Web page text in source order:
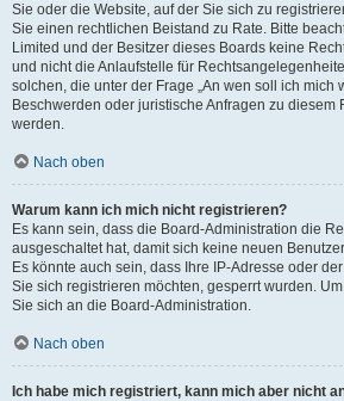
Sie oder die Website, auf der Sie sich zu
Sie einen rechtlichen Beistand zu Rate. Bitte
Limited und der Besitzer dieses Boards keine
und nicht die Anlaufstelle für
solchen, die unter der Frage „An wen soll ich mich
Beschwerden oder juristische Anfragen zu diesem
werden.
Nach oben
Warum kann ich mich nicht registrieren?
Es kann sein, dass die Board-Administration die
ausgeschaltet hat, damit sich keine neuen
Es könnte auch sein, dass Ihre IP-Adresse oder
Sie sich registrieren möchten, gesperrt wurden.
Sie sich an die Board-Administration.
Nach oben
Ich habe mich registriert, kann mich aber nicht